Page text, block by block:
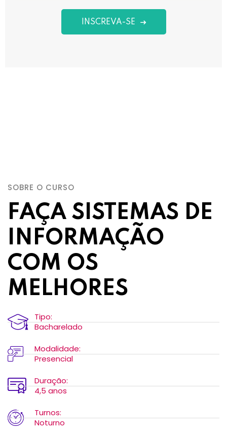
INSCREVA-SE
SOBRE O CURSO
FAÇA SISTEMAS DE
INFORMAÇÃO
COM OS
MELHORES
Tipo:
Bacharelado
Modalidade:
Presencial
Duração:
4,5 anos
Turnos:
Noturno